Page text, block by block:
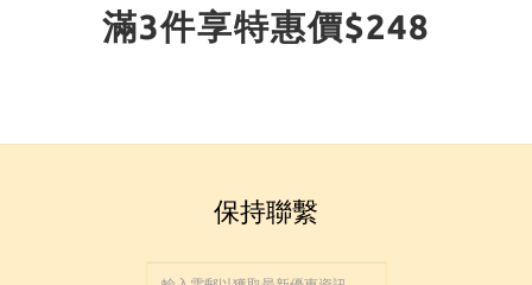
滿3件享特惠價$248
保持聯繫